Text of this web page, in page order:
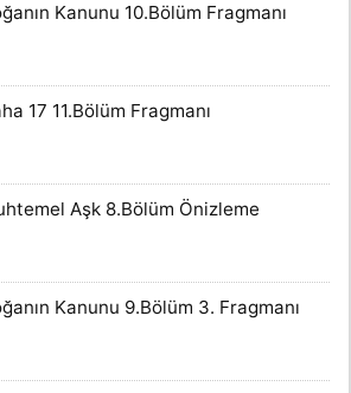
Kanunu 10.Bölüm Fragmanı
17 11.Bölüm Fragmanı
Aşk 8.Bölüm Önizleme
Kanunu 9.Bölüm 3. Fragmanı